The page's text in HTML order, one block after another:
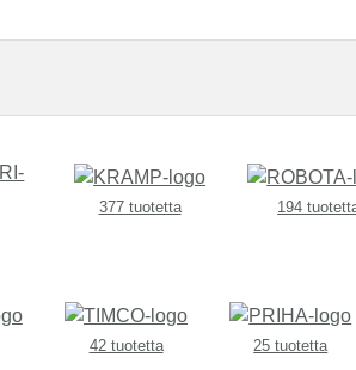
377 tuotetta 194
42 tuotetta 25 tuotetta